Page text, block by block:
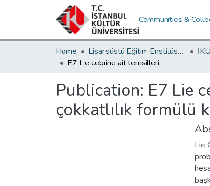
Communities &
Home Lisansüstü Eğitim Enstitüsü / Postgraduate Education Institute
E7 Lie cebrine ait temsillerin çokkatlılıklarının, freudenthal çokkatlılık formülü kullanılarak hesaplanması
Publication: E7 Lie
çokkatlılık formülü
Lie